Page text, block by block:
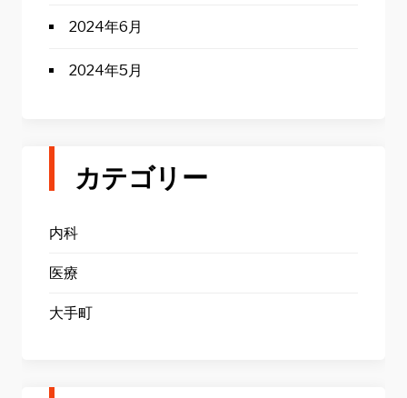
2024年6月
2024年5月
カテゴリー
内科
医療
大手町